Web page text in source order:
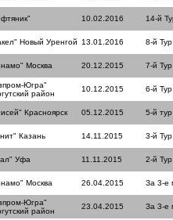
10.02.2016 14-й
Новый Уренгой 13.01.2016 8-й Тур
Москва 20.12.2015 7-й Тур
Югра"
район
10.12.2015 6-й Тур
Красноярск 05.12.2015 5-й тур
Казань 14.11.2015 3-й Тур
Уфа 11.11.2015 2-й Тур
Москва 26.04.2015 За 3-е
Югра"
район
23.04.2015 За 3-е